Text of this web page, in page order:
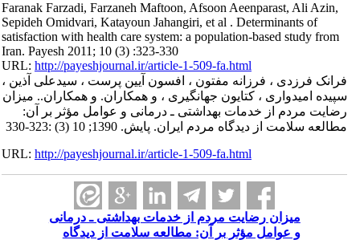
Faranak Farzadi, Farzaneh Maftoon, Afsoon Aeenparast, Ali Azin,
Sepideh Omidvari, Katayoun Jahangiri, et al . Determinants of
satisfaction with health care system: a population-based study from
Iran. Payesh 2011; 10 (3) :323-330
URL:http://payeshjournal.ir/article-1-509-fa.html
فرانک فرزدی ، فرزانه مفتون ، افسون آیین پرست ، سیدعلی آذین ،
سپیده امیدواری ، کتایون جهانگیری ، و همکاران. و همکاران.. میزان
رضایت مردم از خدمات بهداشتی ـ درمانی و عوامل مؤثر بر آن:
مطالعه سلامت از دیدگاه مردم ایران. پایش. 1390; 10 (3) :323-330
URL:http://payeshjournal.ir/article-1-509-fa.html
میزان رضایت مردم از خدمات بهداشتی ـ درمانی
و عوامل مؤثر بر آن: مطالعه سلامت از دیدگاه